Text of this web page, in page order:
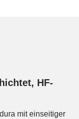
HF-
mit einseitiger